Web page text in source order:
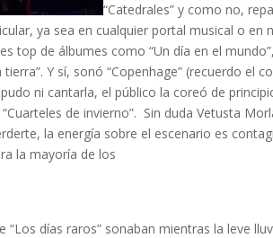
“Catedrales” y como no,
ya sea en cualquier portal musical o en
top de álbumes como “Un día en el
tierra”. Y sí, sonó “Copenhage” (recuerdo el
ni cantarla, el público la coreó de
“Cuarteles de invierno”. Sin duda Vetusta
la energía sobre el escenario es
la mayoría de los
“Los días raros” sonaban mientras la leve